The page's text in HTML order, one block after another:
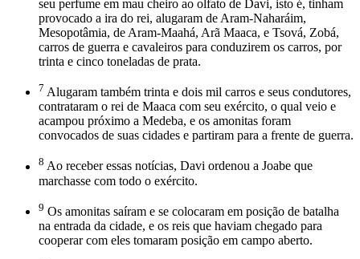
seu perfume em mau cheiro ao olfato de Davi, isto é, tinham
provocado a ira do rei, alugaram de Aram-Naharáim,
Mesopotâmia, de Aram-Maahá, Arã Maaca, e Tsová, Zobá,
carros de guerra e cavaleiros para conduzirem os carros, por
trinta e cinco toneladas de prata.
7 Alugaram também trinta e dois mil carros e seus condutores,
contrataram o rei de Maaca com seu exército, o qual veio e
acampou próximo a Medeba, e os amonitas foram
convocados de suas cidades e partiram para a frente de guerra.
8 Ao receber essas notícias, Davi ordenou a Joabe que
marchasse com todo o exército.
9 Os amonitas saíram e se colocaram em posição de batalha
na entrada da cidade, e os reis que haviam chegado para
cooperar com eles tomaram posição em campo aberto.